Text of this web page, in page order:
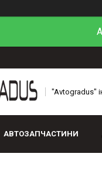
"Avtogradus"
АВТОЗАПЧАСТИНИ